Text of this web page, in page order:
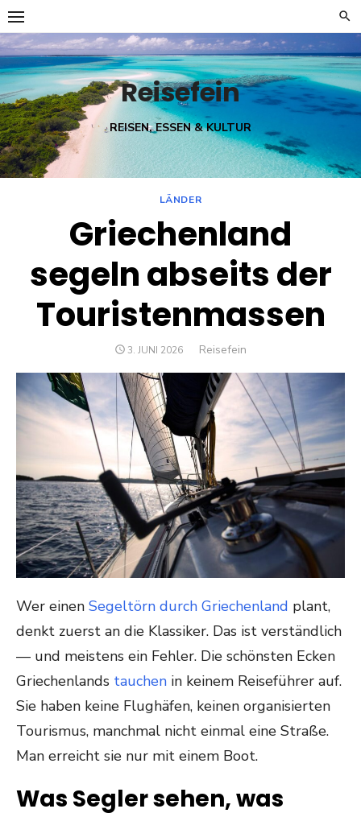
Skip
to
content
Reisefein
REISEN, ESSEN & KULTUR
LÄNDER
Griechenland
segeln abseits der
Touristenmassen
POSTED
3. JUNI 2026 Author
Reisefein
Wer einen Segeltörn durch Griechenland plant,
denkt zuerst an die Klassiker. Das ist verständlich
— und meistens ein Fehler. Die schönsten Ecken
Griechenlands tauchen in keinem Reiseführer auf.
Sie haben keine Flughäfen, keinen organisierten
Tourismus, manchmal nicht einmal eine Straße.
Man erreicht sie nur mit einem Boot.
Was Segler sehen, was